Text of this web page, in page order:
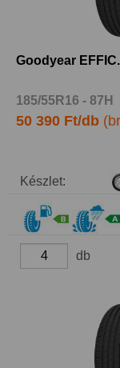
Goodyear
185/55R16 - 87H
50 390 Ft/db
Készlet:
db